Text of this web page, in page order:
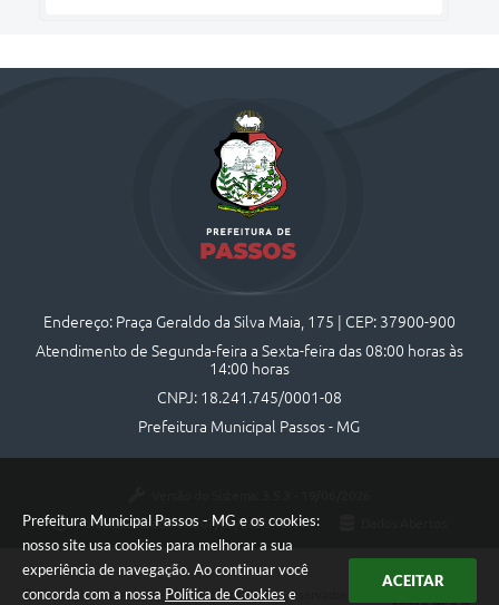
Prefeitura Municipal Passos - MG e os cookies:
nosso site usa cookies para melhorar a sua
experiência de navegação. Ao continuar você
concorda com a nossa Política de Cookies e
ACEITAR
Endereço: Praça Geraldo da Silva Maia, 175 | CEP: 37900-900
Atendimento de Segunda-feira a Sexta-feira das 08:00 horas às
14:00 horas
CNPJ: 18.241.745/0001-08
Prefeitura Municipal Passos - MG
Portal atualizado em: 07/08/2026 10:44
Copyright Instar - 2006-2026. Todos os direitos reservados -